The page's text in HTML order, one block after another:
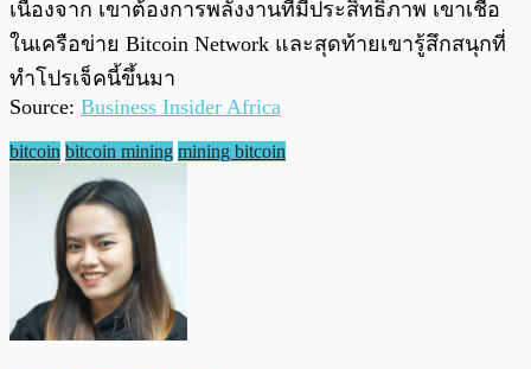
เนื่องจาก เขาต้องการพลังงานที่มีประสิทธิภาพ เขาเชื่อ
ในเครือข่าย Bitcoin Network และสุดท้ายเขารู้สึกสนุกที่
ทำโปรเจ็คนี้ขึ้นมา
Source: Business Insider Africa
bitcoin bitcoin mining mining bitcoin